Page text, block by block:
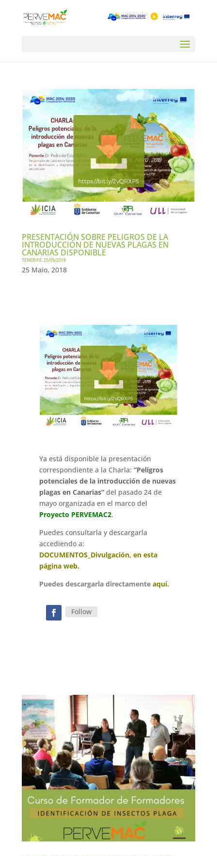
PRESENTACIÓN SOBRE PELIGROS DE LA
INTRODUCCIÓN DE NUEVAS PLAGAS EN
CANARIAS DISPONIBLE
TENERIFE. 25/05/2018
25 Maio, 2018
Ya está disponible la presentación
correspondiente a la Charla: “Peligros
potenciales de la introducción de nuevas
plagas en Canarias”del pasado 24 de
mayo organizada en el marco del
Proyecto PERVEMAC2.
Puedes consultarla y descargarla ‍
accediendo a:
DOCUMENTOS_Divulgación, en esta
página web.
Puedes descargarla directamenteaquí.
Follow